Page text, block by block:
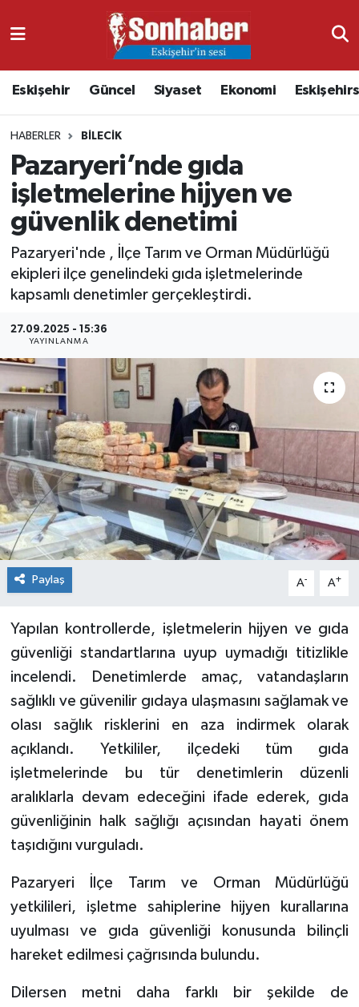
Eskişehir Güncel Siyaset Ekonomi
HABERLER BILECIK
Pazaryeri’nde gıda
işletmelerine hijyen ve
güvenlik denetimi
Pazaryeri'nde , İlçe Tarım ve Orman Müdürlüğü
ekipleri ilçe genelindeki gıda işletmelerinde
kapsamlı denetimler gerçekleştirdi.
27.09.2025 - 15:36
YAYINLANMA
Paylaş A- A+
Yapılan kontrollerde, işletmelerin hijyen ve gıda
güvenliği standartlarına uyup uymadığı titizlikle
incelendi. Denetimlerde amaç, vatandaşların
sağlıklı ve güvenilir gıdaya ulaşmasını sağlamak ve
olası sağlık risklerini en aza indirmek olarak
açıklandı. Yetkililer, ilçedeki tüm gıda
işletmelerinde bu tür denetimlerin düzenli
aralıklarla devam edeceğini ifade ederek, gıda
güvenliğinin halk sağlığı açısından hayati önem
taşıdığını vurguladı.
Pazaryeri İlçe Tarım ve Orman Müdürlüğü
yetkilileri, işletme sahiplerine hijyen kurallarına
uyulması ve gıda güvenliği konusunda bilinçli
hareket edilmesi çağrısında bulundu.
Dilersen metni daha farklı bir şekilde de
Ekonomi
Güncel
Kültür & Sanat
Magazin
Sağlık
Siyaset
Spor
Nöbetçi Eczaneler
Namaz Vakitleri
Trafik Durumu
Süper Lig Puan Durumu ve Fikstür
Tüm Manşetler
Son Dakika Haberleri
Haber Arşivi